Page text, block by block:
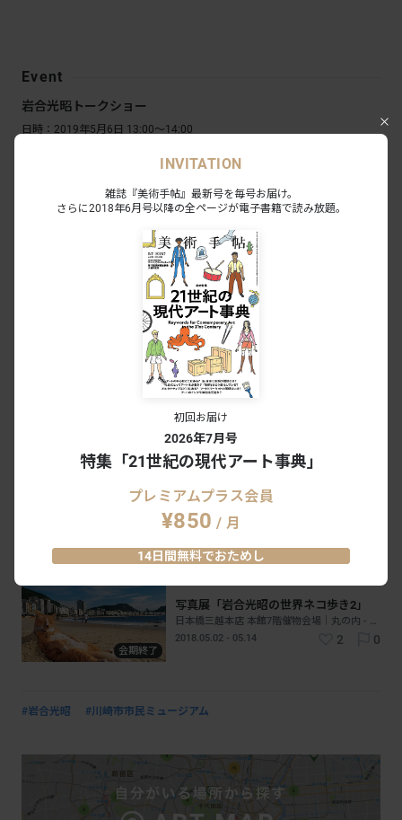
Event
岩合光昭トークショー
日時：2019年5月6日 13:00～14:00
定員：270名 ※要観覧券、イベントページより要事前申込（抽選）
申込期間：受付中～4月16日 16:00まで
日時：2019年5月6日 14:30～
参加方法：当日ミュージアムショップにて対象の写真集を購入 ※先着300
名に整理券を配布（写真集は9:30より販売開始）
Related Exhibition
会期終了
岩合光昭写真展「ねことじいちゃん」
2019.01.09 - 01.21
会期終了
佐野美術館｜静岡
会期終了
写真展「岩合光昭の世界ネコ歩き2」
2018.05.02 - 05.14
2 0
#岩合光昭 #川崎市市民ミュージアム
INVITATION
雑誌『美術手帖』最新号を毎号お届け。
さらに2018年6月号以降の全ページが電子書籍で読み放題。
初回お届け
2026年7月号
特集「21世紀の現代アート事典」
プレミアムプラス会員
¥850 / 月
14日間無料でおためし